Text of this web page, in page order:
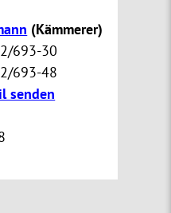
(Kämmerer)
693-30
693-48
senden